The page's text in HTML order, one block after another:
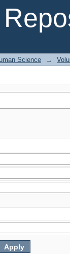
Science →